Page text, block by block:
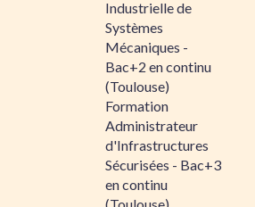
Industrielle de
Systèmes
Mécaniques -
Bac+2 en continu
(Toulouse)
Formation
Administrateur
d'Infrastructures
Sécurisées - Bac+3
en continu